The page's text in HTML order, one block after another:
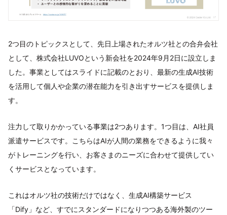
2つ目のトピックスとして、先日上場されたオルツ社との合弁会社
として、株式会社LUVOという新会社を2024年9月2日に設立しま
した。事業としてはスライドに記載のとおり、最新の生成AI技術
を活用して個人や企業の潜在能力を引き出すサービスを提供しま
す。
注力して取りかかっている事業は2つあります。1つ目は、AI社員
派遣サービスです。こちらはAIが人間の業務をできるように我々
がトレーニングを行い、お客さまのニーズに合わせて提供してい
くサービスとなっています。
これはオルツ社の技術だけではなく、生成AI構築サービス
「Dify」など、すでにスタンダードになりつつある海外製のツー